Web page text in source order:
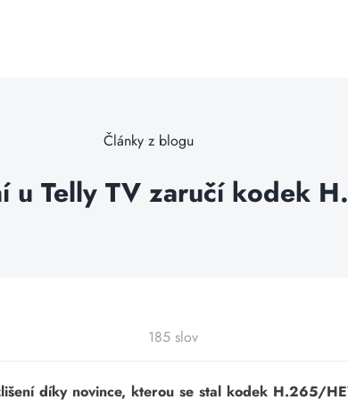
Články z blogu
u Telly TV zaručí kodek
185 slov
díky novince, kterou se stal kodek H.265/